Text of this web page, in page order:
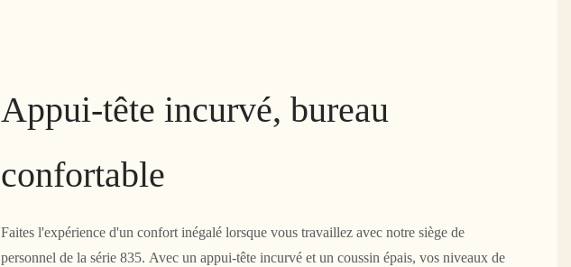
Appui-tête incurvé, bureau
confortable
Faites l'expérience d'un confort inégalé lorsque vous travaillez avec notre siège de
personnel de la série 835. Avec un appui-tête incurvé et un coussin épais, vos niveaux de